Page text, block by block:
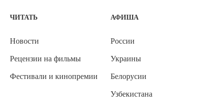
ЧИТАТЬ
Новости
Рецензии на фильмы
Фестивали и кинопремии
АФИША
России
Украины
Белорусии
Узбекистана